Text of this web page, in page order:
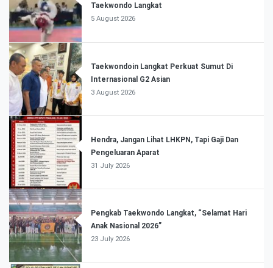
Taekwondo Langkat
5 August 2026
Taekwondoin Langkat Perkuat Sumut Di
Internasional G2 Asian
3 August 2026
Hendra, Jangan Lihat LHKPN, Tapi Gaji Dan
Pengeluaran Aparat
31 July 2026
Pengkab Taekwondo Langkat, “Selamat Hari
Anak Nasional 2026”
23 July 2026